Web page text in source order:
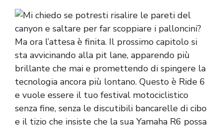
Ma ora l’attesa è finita. Il prossimo capitolo si
sta avvicinando alla pit lane, apparendo più
brillante che mai e promettendo di spingere la
tecnologia ancora più lontano. Questo è Ride 6
e vuole essere il tuo festival motociclistico
senza fine, senza le discutibili bancarelle di cibo
e il tizio che insiste che la sua Yamaha R6 possa